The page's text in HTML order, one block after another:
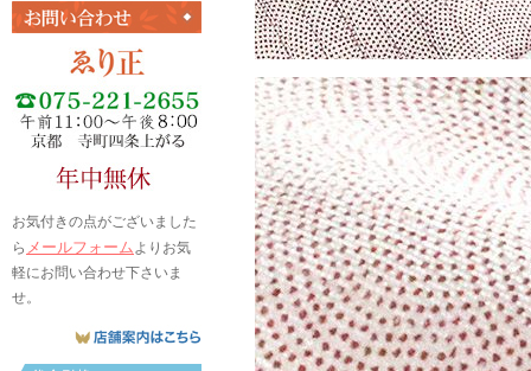
お気付きの点がございました
ら メールフォームよりお気
軽にお問い合わせ下さいま
せ。